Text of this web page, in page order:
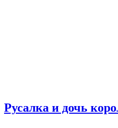
Русалка и дочь